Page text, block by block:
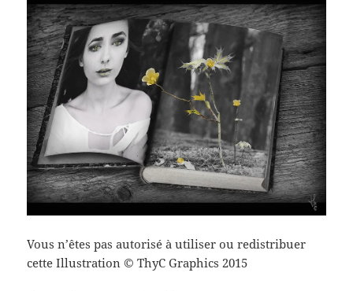
Vous n’êtes pas autorisé à utiliser ou redistribuer
cette Illustration © ThyC Graphics 2015